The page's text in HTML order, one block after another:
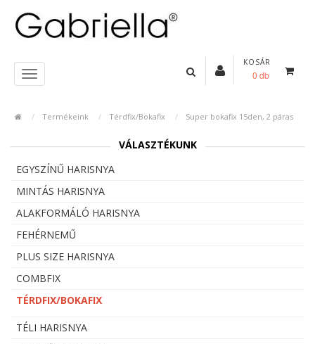
KOSÁR
0 db
Termékeink Térdfix/Bokafix Super bokafix 15den, 2 páras
VÁLASZTÉKUNK
EGYSZÍNŰ HARISNYA
MINTÁS HARISNYA
ALAKFORMÁLÓ HARISNYA
FEHÉRNEMŰ
PLUS SIZE HARISNYA
COMBFIX
TÉRDFIX/BOKAFIX
TÉLI HARISNYA